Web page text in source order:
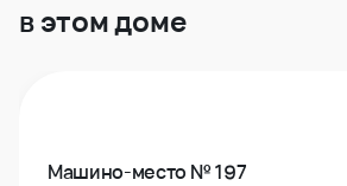
в этом доме
Машино-место № 197